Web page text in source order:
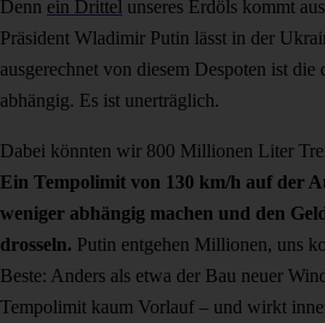
Denn ein Drittel unseres Erdöls kommt
Präsident Wladimir Putin lässt in der
ausgerechnet von diesem Despoten ist die
abhängig. Es ist unerträglich.
Dabei könnten wir 800 Millionen Liter
Ein Tempolimit von 130 km/h auf der
weniger abhängig machen und den
drosseln. Putin entgehen Millionen, uns
Beste: Anders als etwa der Bau neuer
Tempolimit kaum Vorlauf – und wirkt